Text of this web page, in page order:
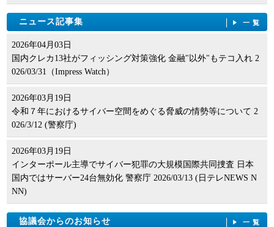
ニュース記事集 一覧
2026年04月03日
国内クレカ13社がフィッシング対策強化 金融"以外"もテコ入れ 2
026/03/31（Impress Watch）
2026年03月19日
令和７年におけるサイバー空間をめぐる脅威の情勢等について 2
026/3/12 (警察庁)
2026年03月19日
インターポール主導でサイバー犯罪の大規模国際共同捜査 日本
国内ではサーバー24台無効化 警察庁 2026/03/13 (日テレNEWS N
NN)
協議会からのお知らせ 一覧